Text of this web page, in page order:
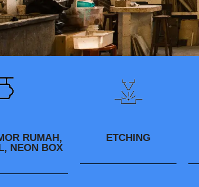
RUMAH,
NEON BOX
ETCHING